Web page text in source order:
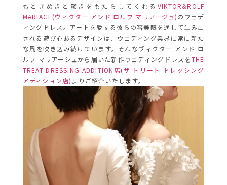
もときめきと驚きをもたらしてくれる VIKTOR&ROLF
MARIAGE(ヴィクター アンド ロルフ マリアージュ)のウェデ
ィングドレス。アートを愛する彼らの審美眼を通して生み出
される遊び心あるデザインは、ウェディング業界に常に新た
な風を吹き込み続けています。そんなヴィクター アンド ロ
ルフ マリアージュから届いた新作ウェディングドレスをTHE
TREAT DRESSING ADDITION店(ザ トリート ドレッシング
アディション店)よりご紹介いたします。